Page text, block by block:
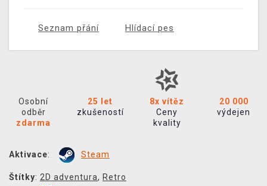
Seznam přání Hlídací pes
Osobní
odběr
zdarma
25 let
zkušeností
8x vítěz
Ceny
kvality
20 000
výdejen
Aktivace: Steam
Štítky: 2D adventura, Retro